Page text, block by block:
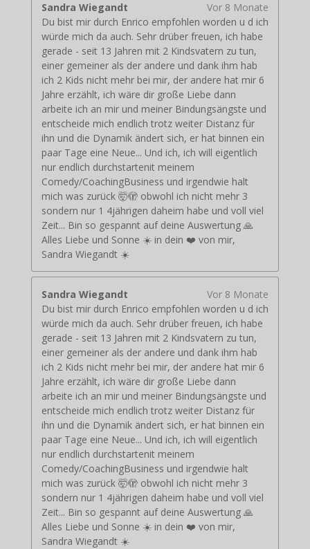
Sandra Wiegandt
Vor 8 Monate
Du bist mir durch Enrico empfohlen worden u d ich
würde mich da auch. Sehr drüber freuen, ich habe
gerade - seit 13 Jahren mit 2 Kindsvatern zu tun,
einer gemeiner als der andere und dank ihm hab
ich 2 Kids nicht mehr bei mir, der andere hat mir 6
Jahre erzählt, ich wäre dir große Liebe dann
arbeite ich an mir und meiner Bindungsängste und
entscheide mich endlich trotz weiter Distanz für
ihn und die Dynamik ändert sich, er hat binnen ein
paar Tage eine Neue... Und ich, ich will eigentlich
nur endlich durchstartenit meinem
Comedy/CoachingBusiness und irgendwie halt
mich was zurück 🤯🫣 obwohl ich nicht mehr 3
sondern nur 1 4jährigen daheim habe und voll viel
Zeit... Bin so gespannt auf deine Auswertung 🙏
Alles Liebe und Sonne ☀️ in dein ❤️ von mir,
Sandra Wiegandt ☀️
Sandra Wiegandt
Vor 8 Monate
Du bist mir durch Enrico empfohlen worden u d ich
würde mich da auch. Sehr drüber freuen, ich habe
gerade - seit 13 Jahren mit 2 Kindsvatern zu tun,
einer gemeiner als der andere und dank ihm hab
ich 2 Kids nicht mehr bei mir, der andere hat mir 6
Jahre erzählt, ich wäre dir große Liebe dann
arbeite ich an mir und meiner Bindungsängste und
entscheide mich endlich trotz weiter Distanz für
ihn und die Dynamik ändert sich, er hat binnen ein
paar Tage eine Neue... Und ich, ich will eigentlich
nur endlich durchstartenit meinem
Comedy/CoachingBusiness und irgendwie halt
mich was zurück 🤯🫣 obwohl ich nicht mehr 3
sondern nur 1 4jährigen daheim habe und voll viel
Zeit... Bin so gespannt auf deine Auswertung 🙏
Alles Liebe und Sonne ☀️ in dein ❤️ von mir,
Sandra Wiegandt ☀️